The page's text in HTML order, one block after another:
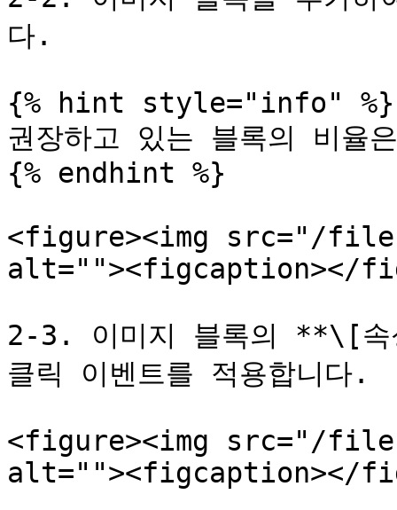
다.
{% hint style="info" %}
권장하고 있는 블록의 비율
{% endhint %}
<figure><img src="/files/
alt=""><figcaption></
2-3. 이미지 블록의 **\[속
클릭 이벤트를 적용합니다.
<figure><img src="/files/
alt=""><figcaption></